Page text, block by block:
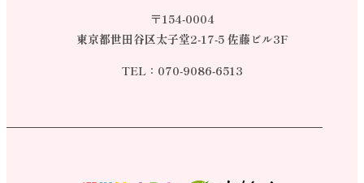
〒154-0004
東京都世田谷区太子堂2-17-5 佐藤ビル3F
TEL： 070-9086-6513